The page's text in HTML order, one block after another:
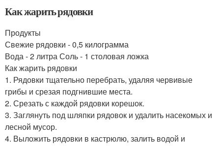
Как жарить рядовки
Продукты
Свежие рядовки - 0,5 килограмма
Вода - 2 литра Соль - 1 столовая ложка
Как жарить рядовки
1. Рядовки тщательно перебрать, удаляя червивые
грибы и срезая подгнившие места.
2. Срезать с каждой рядовки корешок.
3. Заглянуть под шляпки рядовок и удалить насекомых и
лесной мусор.
4. Выложить рядовки в кастрюлю, залить водой и